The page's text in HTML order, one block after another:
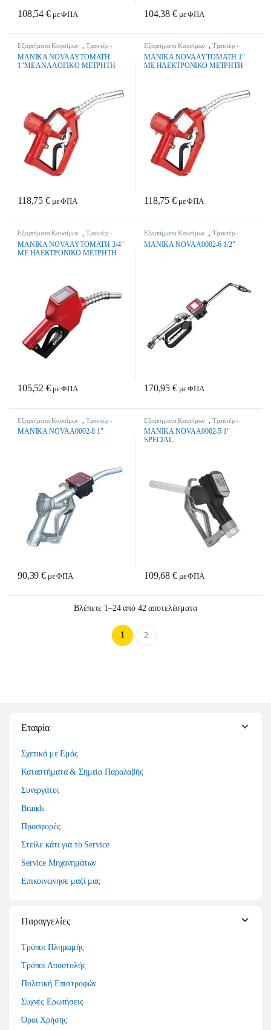
108,54€με ΦΠΑ 104,38€με ΦΠΑ
Εξαρτήματα Καυσίμων
Τρακτέρ -
MANIKA NOVA AYTOMATH
1″ME ANAΛOΓIKO ΜΕΤΡΗΤΗ
118,75€με ΦΠΑ
Εξαρτήματα Καυσίμων
Τρακτέρ -
MANIKA NOVA AYTOMATH 1″
ΜΕ ΗΛΕΚΤΡΟΝΙΚΟ ΜΕΤΡΗΤΗ
118,75€με ΦΠΑ
Εξαρτήματα Καυσίμων
Τρακτέρ -
MANIKA NOVA AYTOMATH 3/4″
ME ΗΛΕΚΤΡΟΝΙΚΟ ΜΕΤΡΗΤΗ
105,52€με ΦΠΑ
Εξαρτήματα Καυσίμων
Τρακτέρ -
MANIKA NOVA A0002-6 1/2″
170,95€με ΦΠΑ
Εξαρτήματα Καυσίμων
Τρακτέρ -
Γεωργικά Μηχανήματα
MANIKA NOVA A0002-8 1″
90,39€ με ΦΠΑ
Εξαρτήματα Καυσίμων
Τρακτέρ -
Γεωργικά Μηχανήματα
MANIKA NOVA A0002-5 1″
SPECIAL
109,68€με ΦΠΑ
Βλέπετε 1–24 από 42 αποτελέσματαSorted by latest
1 2
Εταιρία
Σχετικά με Εμάς
Καταστήματα & Σημεία Παραλαβής
Συνεργάτες
Brands
Προσφορές
Στείλε κάτι για το Service
Service Μηχανημάτων
Επικοινώνησε μαζί μας
Παραγγελίες
Τρόποι Πληρωμής
Τρόποι Αποστολής
Πολιτική Επιστροφών
Συχνές Ερωτήσεις
Όροι Χρήσης